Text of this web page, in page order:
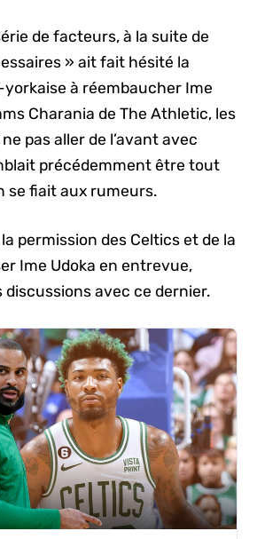
de facteurs, à la suite de
» ait fait hésité la
à réembaucher Ime
Charania de The Athletic, les
pas aller de l’avant avec
précédemment être tout
se fiait aux rumeurs.
permission des Celtics et de la
Ime Udoka en entrevue,
discussions avec ce dernier.